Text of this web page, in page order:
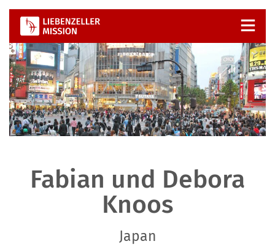
Zum
Inhalt
springen
Fabian und Debora
Knoos
Japan